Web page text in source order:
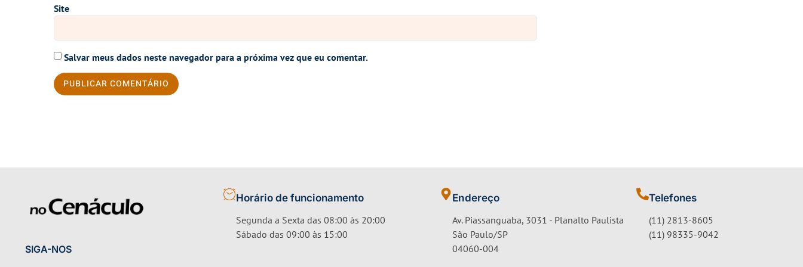
Site
Salvar meus dados neste navegador para a próxima vez que eu comentar.
SIGA-NOS
Horário de funcionamento
Segunda a Sexta das 08:00 às 20:00
Sábado das 09:00 às 15:00
Endereço
Av. Piassanguaba, 3031 - Planalto Paulista
São Paulo/SP
04060-004
Telefones
(11) 2813-8605
(11) 98335-9042